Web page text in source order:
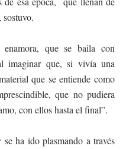
sostuvo.
que se baila con
imaginar que, si vivía una
que se entiende como
que no pudiera
con ellos hasta el final”.
ha ido plasmando a través